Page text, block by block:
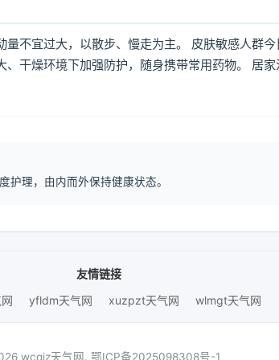
不宜过大，以散步、慢走为主。 皮肤敏感人群今
干燥环境下加强防护，随身携带常用药物。 居家
理，由内而外保持健康状态。
友情链接
yfldm天气网 xuzpzt天气网 wlmgt天气网
wcqjz天气网. 鄂ICP备2025098308号-1